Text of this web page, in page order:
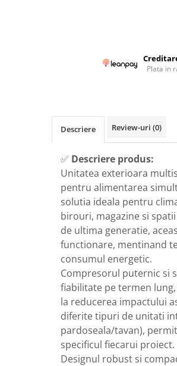
Cazane pe combustibil solid
Centrale mixte lemn-pelet
Radiatoare din otel
Radiatoare din aluminiu
Radiatoare de baie portprosop
Accesorii radiatoare
Preparatoare pentru apa calda
Boilere electrice
Boilere termoelectrice
Boilere indirecte cu serpentina
Boilere solare indirecte (cu
Plata in
Descriere Review-uri (0)
✅ Descriere produs:
Unitatea exterioara
pentru alimentarea
solutia ideala pentru
birouri, magazine si
de ultima generatie,
functionare, mentinand
consumul energetic.
Compresorul puternic si
fiabilitate pe termen
la reducerea impactului
diferite tipuri de unitati
pardoseala/tavan),
specificul fiecarui proiect.
Designul robust si